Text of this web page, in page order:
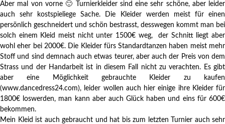
Aber mal von vorne 🙂 Turnierkleider sind eine sehr schöne, aber leider
auch sehr kostspieliege Sache. Die Kleider werden meist für einen
persönlich geschneidert und schön bestrasst, desswegen kommt man bei
solch einem Kleid meist nicht unter 1500€ weg, der Schnitt liegt aber
wohl eher bei 2000€. Die Kleider fürs Standardtanzen haben meist mehr
Stoff und sind demnach auch etwas teurer, aber auch der Preis von dem
Strass und der Handarbeit ist in diesem Fall nicht zu verachten. Es gibt
aber eine Möglichkeit gebrauchte Kleider zu kaufen
(www.dancedress24.com), leider wollen auch hier einige ihre Kleider für
1800€ loswerden, man kann aber auch Glück haben und eins für 600€
bekommen.
Mein Kleid ist auch gebraucht und hat bis zum letzten Turnier auch sehr